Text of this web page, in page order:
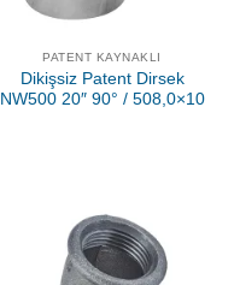
PATENT KAYNAKLI
Dikişsiz Patent Dirsek
NW500 20″ 90° / 508,0×10